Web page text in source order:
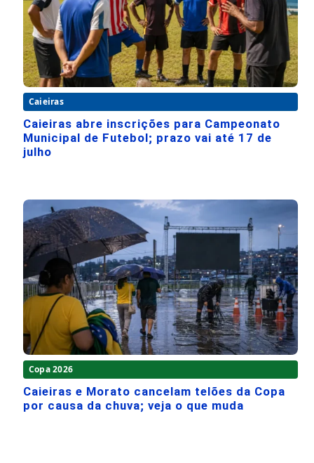
Caieiras
Caieiras abre inscrições para Campeonato
Municipal de Futebol; prazo vai até 17 de
julho
Copa 2026
Caieiras e Morato cancelam telões da Copa
por causa da chuva; veja o que muda